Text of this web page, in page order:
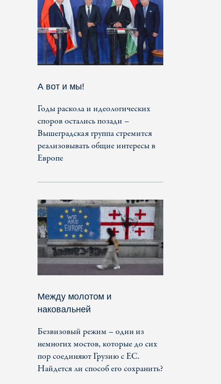
А вот и мы!
Годы раскола и идеологических
споров остались позади –
Вышеградская группа стремится
реализовывать общие интересы в
Европе
Между молотом и
наковальней
Безвизовый режим – один из
немногих мостов, которые до сих
пор соединяют Грузию с ЕС.
Найдется ли способ его сохранить?